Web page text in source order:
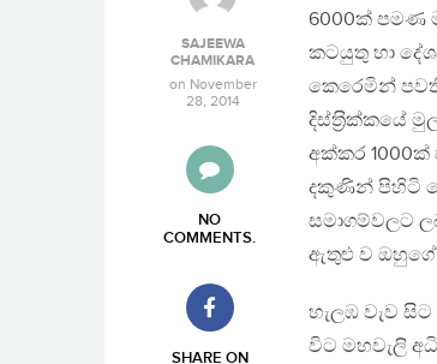
SAJEEWA
CHAMIKARA
on November
28, 2014
NO
COMMENTS.
SHARE ON
6000ක් පමණ
කටයුතු හා
කෙරෙමින්
දිස්ත‍්‍රික්කයේ
අක්කර
දකුණින් පිහිටි
සමාගම්වලට
ඇතුළු ව ඔහුගේ
හැලඹ වැව
විට මහවැලි